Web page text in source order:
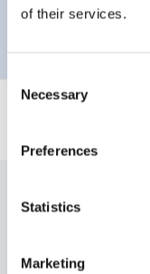
of their services.
Selection
Necessary
Preferences
Statistics
Marketing